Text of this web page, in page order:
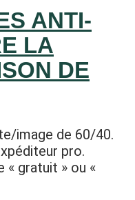
ANTI-
LA
DE
image de 60/40.
pro.
gratuit » ou «